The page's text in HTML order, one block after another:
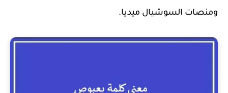
ومنصات السوشيال ميديا.